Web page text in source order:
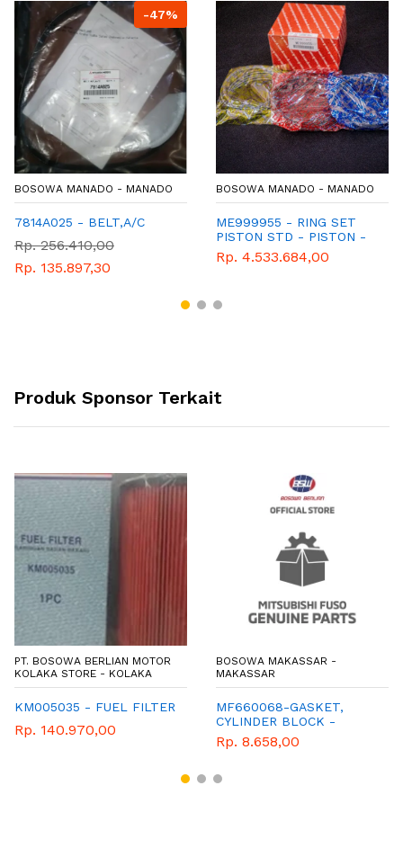
-47%
BOSOWA MANADO - MANADO
7814A025 - BELT,A/C
Rp. 256.410,00
Rp. 135.897,30
BOSOWA MANADO - MANADO
ME999955 - RING SET
PISTON STD - PISTON -
GENUINE PARTS -
MITSUBISHI -
Rp. 4.533.684,00
Produk Sponsor Terkait
PT. BOSOWA BERLIAN MOTOR
KOLAKA STORE - KOLAKA
KM005035 - FUEL FILTER
Rp. 140.970,00
BOSOWA MAKASSAR -
MAKASSAR
MF660068-GASKET,
CYLINDER BLOCK -
MITSUBISHI - GENUINE
Rp. 8.658,00